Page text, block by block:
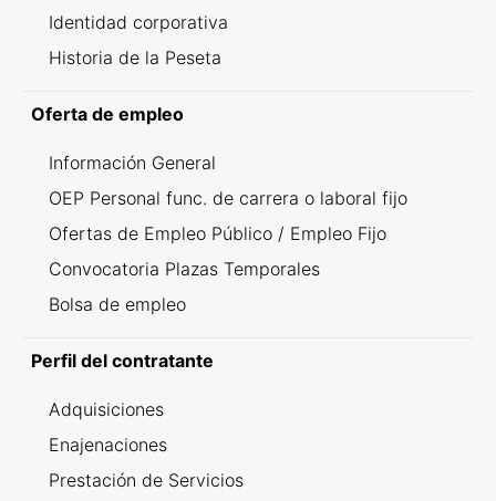
Identidad corporativa
Historia de la Peseta
Oferta de empleo
Información General
OEP Personal func. de carrera o laboral fijo
Ofertas de Empleo Público / Empleo Fijo
Convocatoria Plazas Temporales
Bolsa de empleo
Perfil del contratante
Adquisiciones
Enajenaciones
Prestación de Servicios